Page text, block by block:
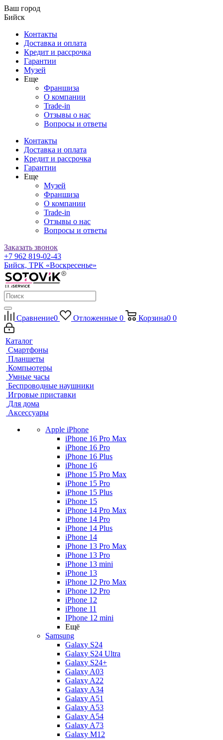
Ваш город
Бийск
Контакты
Доставка и оплата
Кредит и рассрочка
Гарантии
Музей
Еще
Франшиза
О компании
Trade-in
Отзывы о нас
Вопросы и ответы
Контакты
Доставка и оплата
Кредит и рассрочка
Гарантии
Еще
Музей
Франшиза
О компании
Trade-in
Отзывы о нас
Вопросы и ответы
Заказать звонок
+7 962 819-02-43
Бийск, ТРК «Воскресенье»
Сравнение0 Отложенные 0 Корзина0 0
Каталог
Смартфоны
Планшеты
Компьютеры
Умные часы
Беспроводные наушники
Игровые приставки
Для дома
Аксессуары
Apple iPhone
iPhone 16 Pro Max
iPhone 16 Pro
iPhone 16 Plus
iPhone 16
iPhone 15 Pro Max
iPhone 15 Pro
iPhone 15 Plus
iPhone 15
iPhone 14 Pro Max
iPhone 14 Pro
iPhone 14 Plus
iPhone 14
iPhone 13 Pro Max
iPhone 13 Pro
iPhone 13 mini
iPhone 13
iPhone 12 Pro Max
iPhone 12 Pro
iPhone 12
iPhone 11
IPhone 12 mini
Ещё
Samsung
Galaxy S24
Galaxy S24 Ultra
Galaxy S24+
Galaxy A03
Galaxy A22
Galaxy A34
Galaxy A51
Galaxy A53
Galaxy A54
Galaxy A73
Galaxy M12